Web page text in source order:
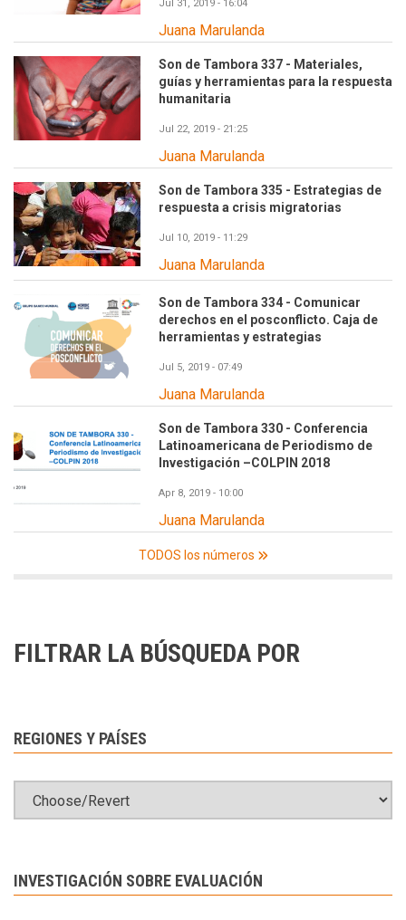
Jul 31, 2019 - 16:04
Juana Marulanda
Son de Tambora 337 - Materiales,
guías y herramientas para la respuesta
humanitaria
Jul 22, 2019 - 21:25
Juana Marulanda
Son de Tambora 335 - Estrategias de
respuesta a crisis migratorias
Jul 10, 2019 - 11:29
Juana Marulanda
Son de Tambora 334 - Comunicar
derechos en el posconflicto. Caja de
herramientas y estrategias
Jul 5, 2019 - 07:49
Juana Marulanda
Son de Tambora 330 - Conferencia
Latinoamericana de Periodismo de
Investigación –COLPIN 2018
Apr 8, 2019 - 10:00
Juana Marulanda
TODOS los números
FILTRAR LA BÚSQUEDA POR
REGIONES Y PAÍSES
INVESTIGACIÓN SOBRE EVALUACIÓN